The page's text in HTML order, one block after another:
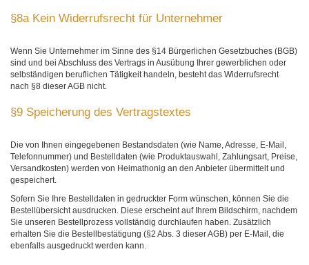
§8a Kein Widerrufsrecht für Unternehmer
Wenn Sie Unternehmer im Sinne des §14 Bürgerlichen Gesetzbuches (BGB)
sind und bei Abschluss des Vertrags in Ausübung Ihrer gewerblichen oder
selbständigen beruflichen Tätigkeit handeln, besteht das Widerrufsrecht
nach §8 dieser AGB nicht.
§9 Speicherung des Vertragstextes
Die von Ihnen eingegebenen Bestandsdaten (wie Name, Adresse, E-Mail,
Telefonnummer) und Bestelldaten (wie Produktauswahl, Zahlungsart, Preise,
Versandkosten) werden von Heimathonig an den Anbieter übermittelt und
gespeichert.
Sofern Sie Ihre Bestelldaten in gedruckter Form wünschen, können Sie die
Bestellübersicht ausdrucken. Diese erscheint auf Ihrem Bildschirm, nachdem
Sie unseren Bestellprozess vollständig durchlaufen haben. Zusätzlich
erhalten Sie die Bestellbestätigung (§2 Abs. 3 dieser AGB) per E-Mail, die
ebenfalls ausgedruckt werden kann.